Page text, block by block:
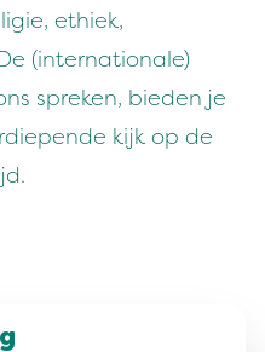
ethiek,
(internationale)
spreken, bieden je
kijk op de